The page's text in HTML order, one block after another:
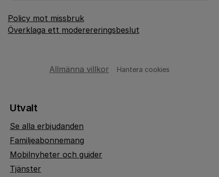
Policy mot missbruk
Överklaga ett moderereringsbeslut
Allmänna villkor Hantera cookies
Utvalt
Se alla erbjudanden
Familjeabonnemang
Mobilnyheter och guider
Tjänster